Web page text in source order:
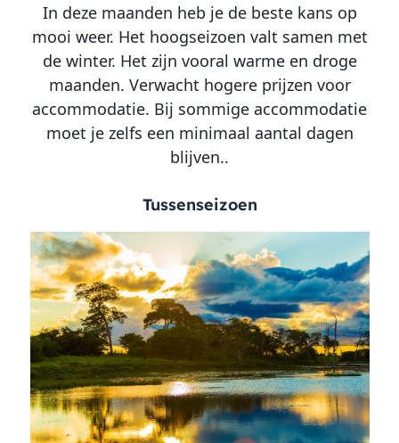
In deze maanden heb je de beste kans op
mooi weer. Het hoogseizoen valt samen met
de winter. Het zijn vooral warme en droge
maanden. Verwacht hogere prijzen voor
accommodatie. Bij sommige accommodatie
moet je zelfs een minimaal aantal dagen
blijven..
Tussenseizoen